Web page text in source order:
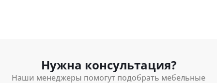
Нужна консультация?
Наши менеджеры помогут подобрать мебельные